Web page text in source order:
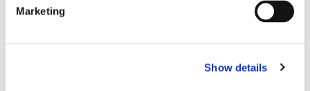
Marketing
Show details